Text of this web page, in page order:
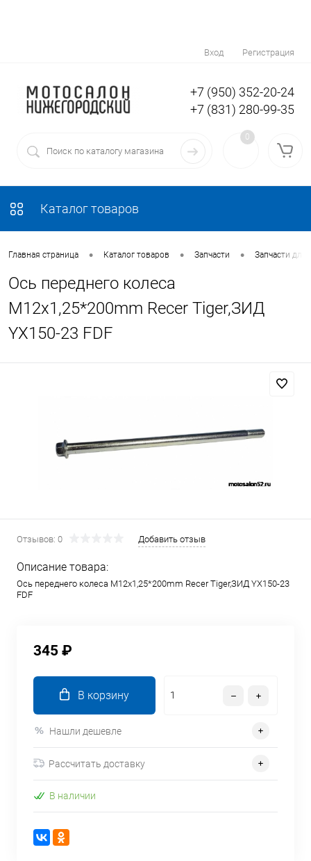
Вход Регистрация
+7 (950) 352-20-24
+7 (831) 280-99-35
0
Каталог товаров
Главная страница • Каталог товаров • Запчасти • Запчасти для
Ось переднего колеса
М12x1,25*200mm Recer Tiger,ЗИД
YX150-23 FDF
Отзывов: 0 Добавить отзыв
Описание товара:
Ось переднего колеса М12x1,25*200mm Recer Tiger,ЗИД YX150-23
FDF
345 ₽
В корзину
Нашли дешевле
Рассчитать доставку
В наличии